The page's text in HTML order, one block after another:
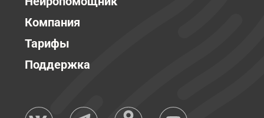
Компания
Тарифы
Поддержка